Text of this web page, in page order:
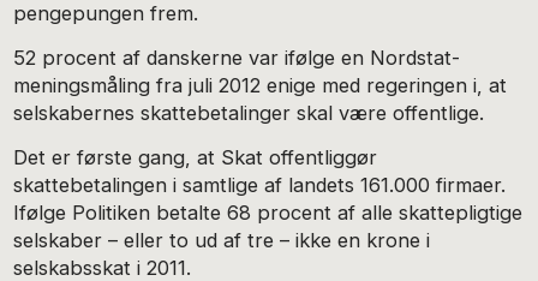
pengepungen frem.
52 procent af danskerne var ifølge en Nordstat-
meningsmåling fra juli 2012 enige med regeringen i, at
selskabernes skattebetalinger skal være offentlige.
Det er første gang, at Skat offentliggør
skattebetalingen i samtlige af landets 161.000 firmaer.
Ifølge Politiken betalte 68 procent af alle skattepligtige
selskaber – eller to ud af tre – ikke en krone i
selskabsskat i 2011.